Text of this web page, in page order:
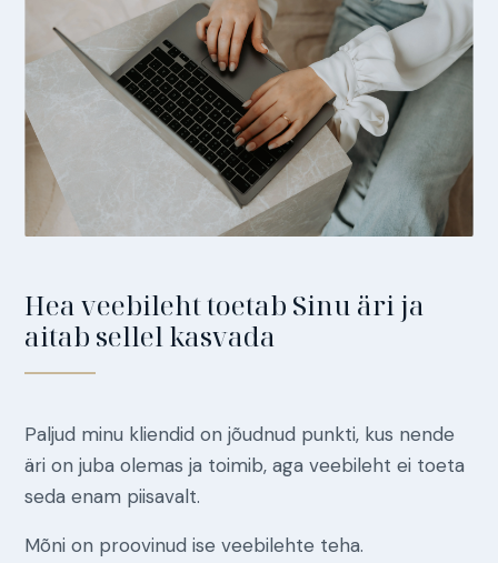
Hea veebileht toetab Sinu äri ja
aitab sellel kasvada
Paljud minu kliendid on jõudnud punkti, kus nende
äri on juba olemas ja toimib, aga veebileht ei toeta
seda enam piisavalt.
Mõni on proovinud ise veebilehte teha.